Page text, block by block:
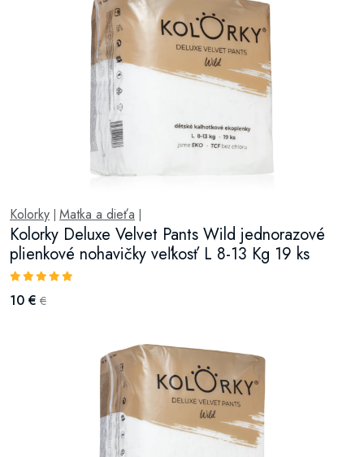
Kolorky Matka a dieťa
Kolorky Deluxe Velvet Pants Wild jednorazové
plienkové nohavičky veľkosť L 8-13 Kg 19 ks
10 € €